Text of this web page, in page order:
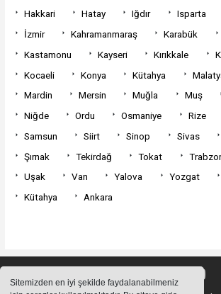
Sitemizden en iyi şekilde faydalanabilmeniz
Hakkari
Hatay Iğdır Isparta
İzmir
Kahramanmaraş Karabük
Kastamonu
Kayseri Kırıkkale
Kocaeli
Konya Kütahya
Mardin
Mersin Muğla Muş
Niğde
Ordu Osmaniye Rize
Samsun
Siirt Sinop Sivas
Şırnak
Tekirdağ Tokat
Uşak
Van Yalova Yozgat
Kütahya
Ankara